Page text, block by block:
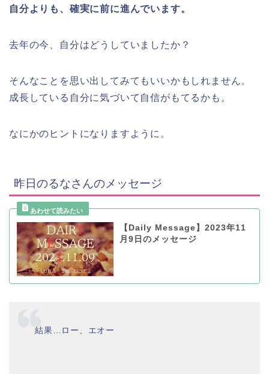
自分よりも、確実に前に進んでいます。
去年の今、自分はどうしていましたか？
そんなことを思い出してみてもいいかもしれません。
成長している自分に気づいて自信がもてるかも。
なにかのヒントになりますように。
昨日のるなさんのメッセージ
【Daily Message】2023年11
月9日のメッセージ
結果…ロー、エオー